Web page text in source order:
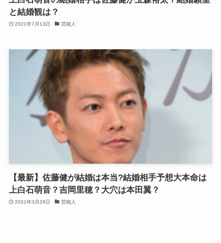
と結婚観は？
2021年7月13日 芸能人
【最新】佐藤健が結婚は本当?結婚相手予想大本命は
上白石萌音？吉岡里穂？大穴は本田翼？
2021年3月29日 芸能人